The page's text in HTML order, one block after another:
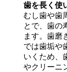
歯を長く使
むし歯や歯
とで、歯の
ます。歯磨
では歯垢や
いくため、
やクリーニ